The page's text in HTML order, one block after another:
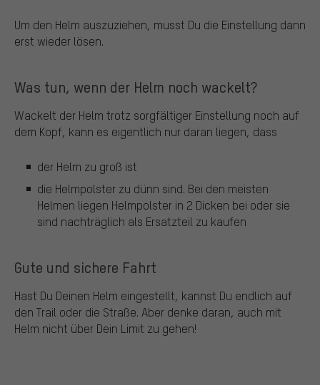
Um den Helm auszuziehen, musst Du die Einstellung dann
erst wieder lösen.
Was tun, wenn der Helm noch wackelt?
Wackelt der Helm trotz sorgfältiger Einstellung noch auf
dem Kopf, kann es eigentlich nur daran liegen, dass
der Helm zu groß ist
die Helmpolster zu dünn sind. Bei den meisten
Helmen liegen Helmpolster in 2 Dicken bei oder sie
sind nachträglich als Ersatzteil zu kaufen
Gute und sichere Fahrt
Hast Du Deinen Helm eingestellt, kannst Du endlich auf
den Trail oder die Straße. Aber denke daran, auch mit
Helm nicht über Dein Limit zu gehen!